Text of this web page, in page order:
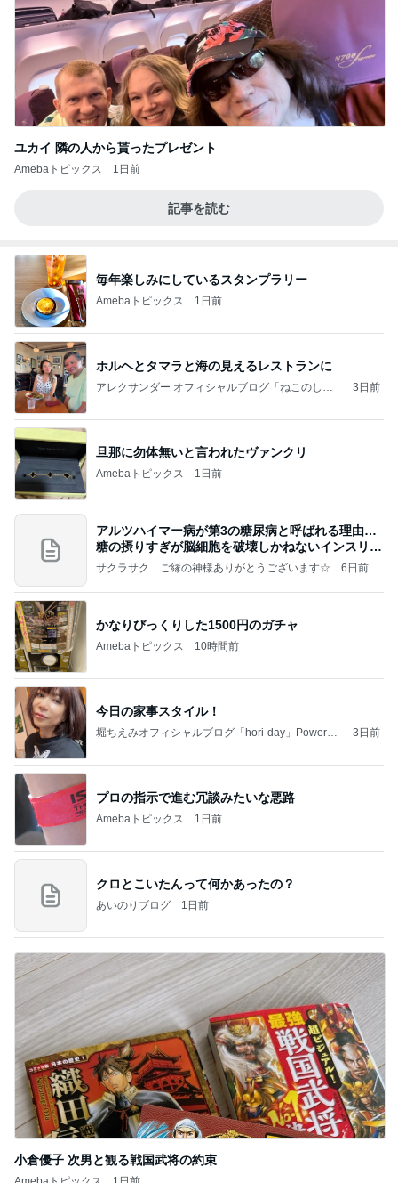
ユカイ 隣の人から貰ったプレゼント
Amebaトピックス 1日前
記事を読む
毎年楽しみにしているスタンプラリー
Amebaトピックス 1日前
ホルヘとタマラと海の見えるレストランに
アレクサンダー オフィシャルブログ「ねこのしっ
3日前
旦那に勿体無いと言われたヴァンクリ
Amebaトピックス 1日前
アルツハイマー病が第3の糖尿病と呼ばれる理由…
糖の摂りすぎが脳細胞を破壊しかねないインスリン
の恐
サクラサク ご縁の神様ありがとうございます☆ 6日前
かなりびっくりした1500円のガチャ
Amebaトピックス 10時間前
今日の家事スタイル！
堀ちえみオフィシャルブログ「hori-day」Powered
3日前
プロの指示で進む冗談みたいな悪路
Amebaトピックス 1日前
クロとこいたんって何かあったの？
あいのりブログ 1日前
小倉優子 次男と観る戦国武将の約束